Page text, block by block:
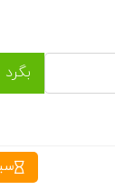
بگرد